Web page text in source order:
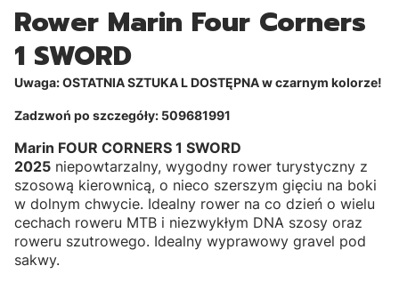
Rower Marin Four Corners
1 SWORD
Uwaga: OSTATNIA SZTUKA L DOSTĘPNA w czarnym kolorze!
Zadzwoń po szczegóły: 509681991
Marin FOUR CORNERS 1 SWORD
2025 niepowtarzalny, wygodny rower turystyczny z
szosową kierownicą, o nieco szerszym gięciu na boki
w dolnym chwycie. Idealny rower na co dzień o wielu
cechach roweru MTB i niezwykłym DNA szosy oraz
roweru szutrowego. Idealny wyprawowy gravel pod
sakwy.